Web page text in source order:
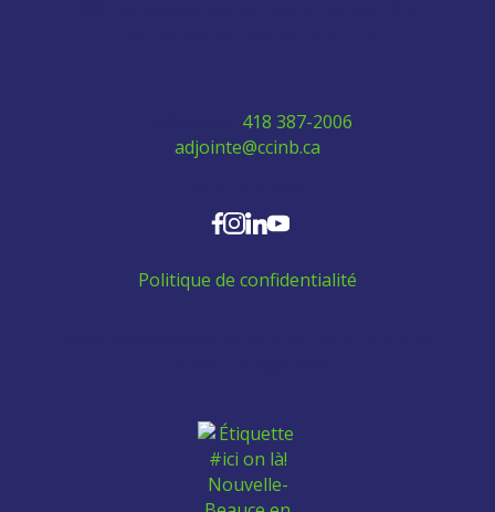
418 387-2006
adjointe@ccinb.ca
Politique de confidentialité